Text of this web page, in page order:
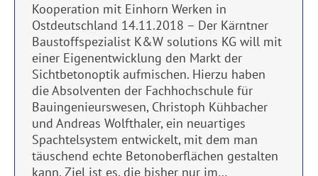
Kooperation mit Einhorn Werken in
Ostdeutschland 14.11.2018 – Der Kärntner
Baustoffspezialist K&W solutions KG will mit
einer Eigenentwicklung den Markt der
Sichtbetonoptik aufmischen. Hierzu haben
die Absolventen der Fachhochschule für
Bauingenieurswesen, Christoph Kühbacher
und Andreas Wolfthaler, ein neuartiges
Spachtelsystem entwickelt, mit dem man
täuschend echte Betonoberflächen gestalten
kann. Ziel ist es, die bisher nur im…